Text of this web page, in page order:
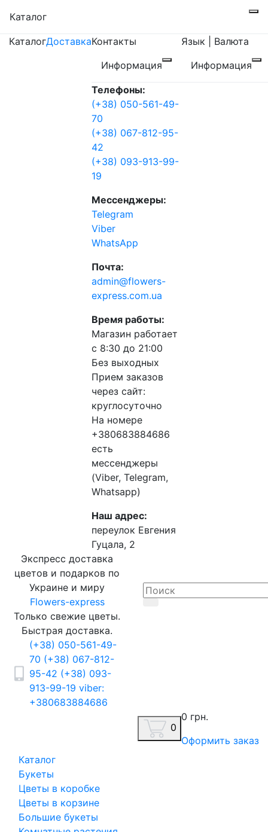
Каталог
КаталогДоставкаКонтакты
Информация
Телефоны:
(+38) 050-561-49-
70
(+38) 067-812-95-
42
(+38) 093-913-99-
19
Мессенджеры:
Telegram
Viber
WhatsApp
Почта:
admin@flowers-
express.com.ua
Время работы:
Магазин работает
с 8:30 до 21:00
Без выходных
Прием заказов
через сайт:
круглосуточно
На номере
+380683884686
есть
мессенджеры
(Viber, Telegram,
Whatsapp)
Наш адрес:
переулок Евгения
Гуцала, 2
Язык | Валюта
Информация
Экспресс доставка
цветов и подарков по
Украине и миру
Flowers-express
Только свежие цветы.
Быстрая доставка.
(+38) 050-561-49-
70 (+38) 067-812-
95-42 (+38) 093-
913-99-19 viber:
+380683884686
0
0 грн.
Оформить заказ
Каталог
Букеты
Цветы в коробке
Цветы в корзине
Большие букеты